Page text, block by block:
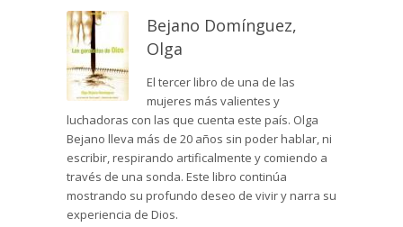
Bejano Domínguez,
Olga
El tercer libro de una de las
mujeres más valientes y
luchadoras con las que cuenta este país. Olga
Bejano lleva más de 20 años sin poder hablar, ni
escribir, respirando artificalmente y comiendo a
través de una sonda. Este libro continúa
mostrando su profundo deseo de vivir y narra su
experiencia de Dios.